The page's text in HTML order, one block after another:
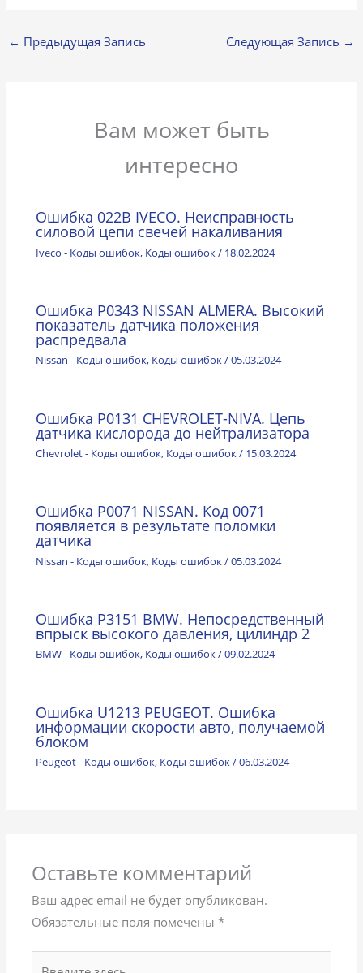
← Предыдущая Запись Следующая Запись →
Вам может быть
интересно
Ошибка 022B IVECO. Неисправность
силовой цепи свечей накаливания
Iveco - Коды ошибок, Коды ошибок / 18.02.2024
Ошибка P0343 NISSAN ALMERA. Высокий
показатель датчика положения
распредвала
Nissan - Коды ошибок, Коды ошибок/05.03.2024
Ошибка P0131 CHEVROLET-NIVA. Цепь
датчика кислорода до нейтрализатора
Chevrolet - Коды ошибок, Коды ошибок/ 15.03.2024
Ошибка P0071 NISSAN. Код 0071
появляется в результате поломки
датчика
Nissan - Коды ошибок, Коды ошибок/05.03.2024
Ошибка P3151 BMW. Непосредственный
впрыск высокого давления, цилиндр 2
BMW - Коды ошибок, Коды ошибок/09.02.2024
Ошибка U1213 PEUGEOT. Ошибка
информации скорости авто, получаемой
блоком
Peugeot - Коды ошибок, Коды ошибок/06.03.2024
Оставьте комментарий
Ваш адрес email не будет опубликован.
Обязательные поля помечены*